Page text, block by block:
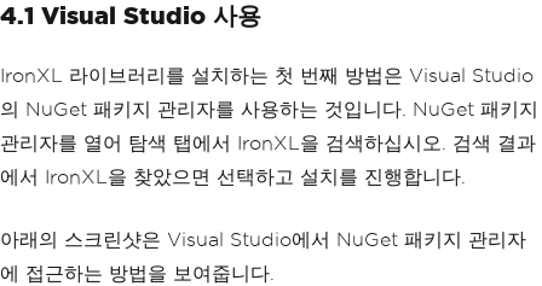
4.1 Visual Studio 사용
IronXL 라이브러리를 설치하는 첫 번째 방법은 Visual Studio
의 NuGet 패키지 관리자를 사용하는 것입니다. NuGet 패키지
관리자를 열어 탐색 탭에서 IronXL을 검색하십시오. 검색 결과
에서 IronXL을 찾았으면 선택하고 설치를 진행합니다.
아래의 스크린샷은 Visual Studio에서 NuGet 패키지 관리자
에 접근하는 방법을 보여줍니다.